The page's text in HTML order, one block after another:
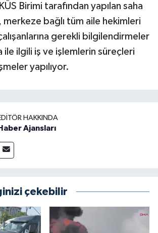
Birimi tarafından yapılan saha
bağlı tüm aile hekimleri
gerekli bilgilendirmeler
ile ilgili iş ve işlemlerin süreçleri
yapılıyor.
HAKKINDA
Ajansları
çekebilir